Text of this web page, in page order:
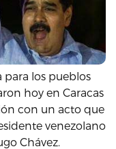
para los pueblos
hoy en Caracas
con un acto que
venezolano
Chávez.